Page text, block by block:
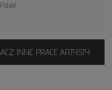
INNE PRACE ARTYSTY